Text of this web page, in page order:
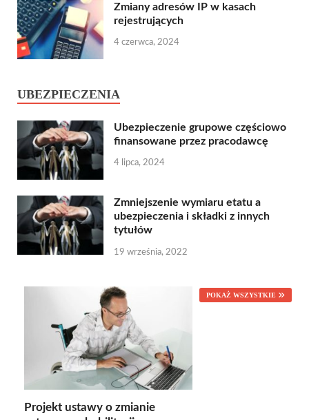
Zmiany adresów IP w kasach
rejestrujących
4 czerwca, 2024
UBEZPIECZENIA
Ubezpieczenie grupowe częściowo
finansowane przez pracodawcę
4 lipca, 2024
Zmniejszenie wymiaru etatu a
ubezpieczenia i składki z innych
tytułów
19 września, 2022
POKAŻ WSZYSTKIE
Projekt ustawy o zmianie